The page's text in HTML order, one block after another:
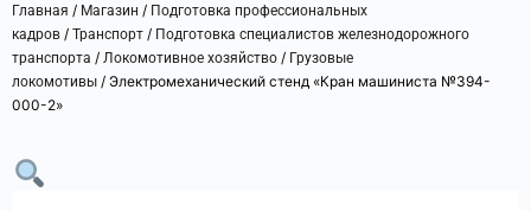
Главная / Магазин / Подготовка профессиональных
кадров / Транспорт / Подготовка специалистов железнодорожного
транспорта / Локомотивное хозяйство / Грузовые
локомотивы / Электромеханический стенд «Кран машиниста №394-
000-2»